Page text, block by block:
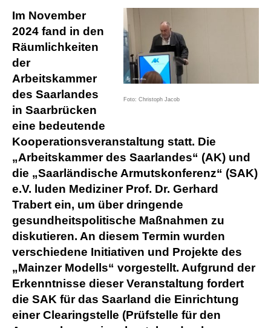
Foto: Christoph Jacob
Im November
2024 fand in den
Räumlichkeiten
der
Arbeitskammer
des Saarlandes
in Saarbrücken
eine bedeutende
Kooperationsveranstaltung statt. Die
„Arbeitskammer des Saarlandes“ (AK) und
die „Saarländische Armutskonferenz“ (SAK)
e.V. luden Mediziner Prof. Dr. Gerhard
Trabert ein, um über dringende
gesundheitspolitische Maßnahmen zu
diskutieren. An diesem Termin wurden
verschiedene Initiativen und Projekte des
„Mainzer Modells“ vorgestellt. Aufgrund der
Erkenntnisse dieser Veranstaltung fordert
die SAK für das Saarland die Einrichtung
einer Clearingstelle (Prüfstelle für den